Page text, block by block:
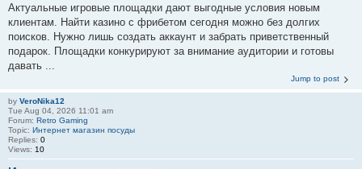
Актуальные игровые площадки дают выгодные условия новым
клиентам. Найти казино с фрибетом сегодня можно без долгих
поисков. Нужно лишь создать аккаунт и забрать приветственный
подарок. Площадки конкурируют за внимание аудитории и готовы
давать ...
Jump to post
by VeroNika12
Tue Aug 04, 2026 11:01 am
Forum: Retro Gaming
Topic: Интернет магазин посуды
Replies: 0
Views: 10